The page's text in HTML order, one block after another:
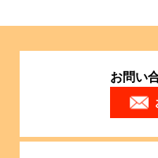
お問い